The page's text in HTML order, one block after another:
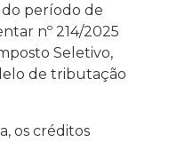
do período de
nº 214/2025
Seletivo,
de tributação
os créditos